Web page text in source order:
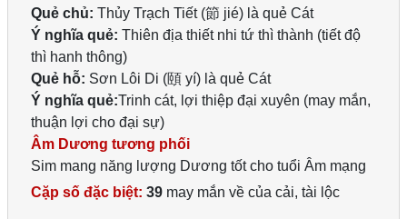
Quẻ chủ: Thủy Trạch Tiết (節 jié) là quẻ Cát
Ý nghĩa quẻ: Thiên địa thiết nhi tứ thì thành (tiết độ
thì hanh thông)
Quẻ hỗ: Sơn Lôi Di (頤 yí) là quẻ Cát
Ý nghĩa quẻ:Trinh cát, lợi thiệp đại xuyên (may mắn,
thuận lợi cho đại sự)
Âm Dương tương phối
Sim mang năng lượng Dương tốt cho tuổi Âm mạng
Cặp số đặc biệt: 39 may mắn về của cải, tài lộc